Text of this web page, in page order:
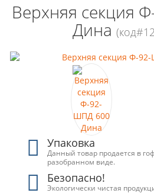
Верхняя секция
Дина
Упаковка
Данный товар продается в
разобранном виде.
Безопасно!
Экологически чистая